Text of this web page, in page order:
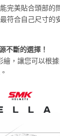
完美貼合頭部的
符合自己尺寸的
不斷的選擇！
繪，讓您可以根